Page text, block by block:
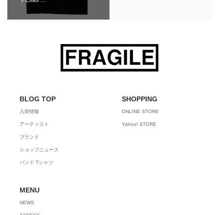
BLOG TOP
入荷情報
アーティスト
ブランド
ショップニュース
バンド Tシャツ
SHOPPING
ONLINE STORE
Yahoo! STORE
MENU
NEWS